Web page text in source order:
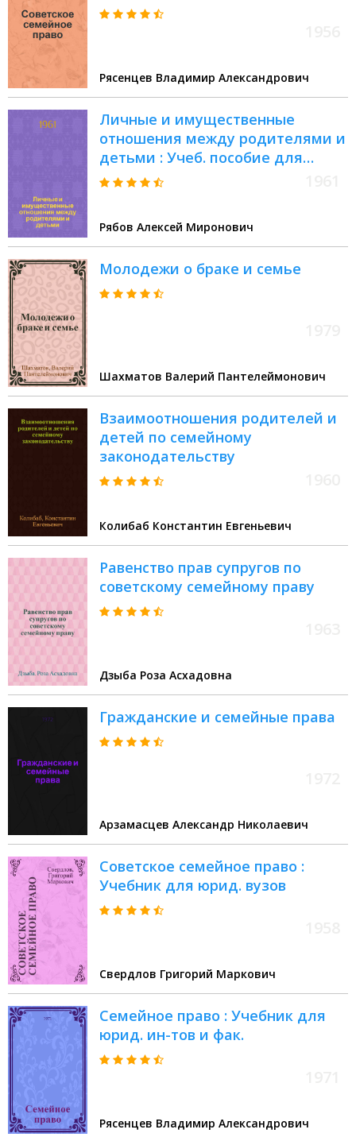
Рясенцев Владимир Александрович
Личные и имущественные
отношения между родителями и
детьми : Учеб. пособие для
студентов
Рябов Алексей Миронович
Молодежи о браке и семье
Шахматов Валерий Пантелеймонович
Взаимоотношения родителей и
детей по семейному
законодательству
Колибаб Константин Евгеньевич
Равенство прав супругов по
советскому семейному праву
Дзыба Роза Асхадовна
Гражданские и семейные права
Арзамасцев Александр Николаевич
Советское семейное право :
Учебник для юрид. вузов
Свердлов Григорий Маркович
Семейное право : Учебник для
юрид. ин-тов и фак.
Рясенцев Владимир Александрович